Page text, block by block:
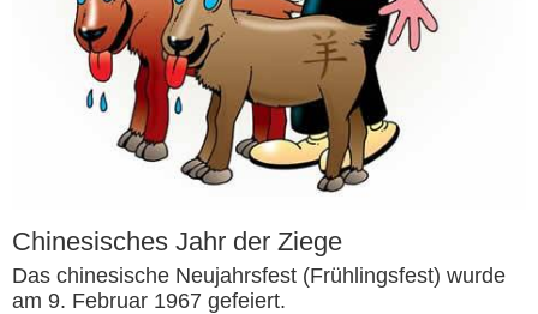
Chinesisches Jahr der Ziege
Das chinesische Neujahrsfest (Frühlingsfest) wurde
am 9. Februar 1967 gefeiert.